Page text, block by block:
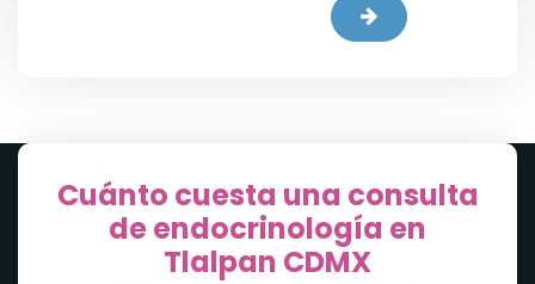
Cuánto cuesta una consulta
de endocrinología en
Tlalpan CDMX